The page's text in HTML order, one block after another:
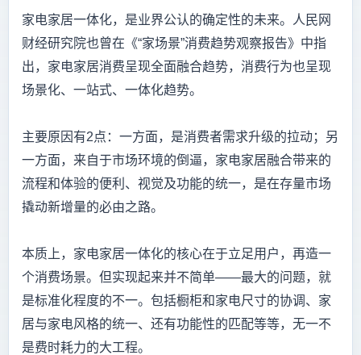
家电家居一体化，是业界公认的确定性的未来。人民网
财经研究院也曾在《“家场景”消费趋势观察报告》中指
出，家电家居消费呈现全面融合趋势，消费行为也呈现
场景化、一站式、一体化趋势。
主要原因有2点：一方面，是消费者需求升级的拉动；另
一方面，来自于市场环境的倒逼，家电家居融合带来的
流程和体验的便利、视觉及功能的统一，是在存量市场
撬动新增量的必由之路。
本质上，家电家居一体化的核心在于立足用户，再造一
个消费场景。但实现起来并不简单——最大的问题，就
是标准化程度的不一。包括橱柜和家电尺寸的协调、家
居与家电风格的统一、还有功能性的匹配等等，无一不
是费时耗力的大工程。